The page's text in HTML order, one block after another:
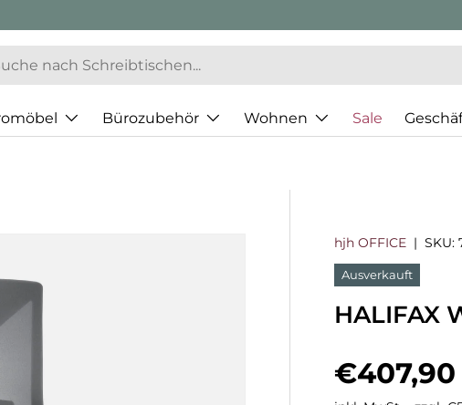
Bürozubehör Wohnen Sale
hjh OFFICE |SKU:
Ausverkauft
HALIFAX
€407,90